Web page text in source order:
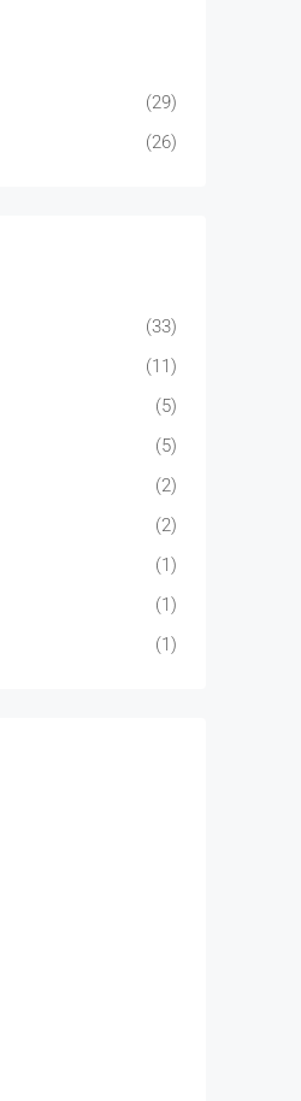
(29)
(26)
(33)
(11)
(5)
(5)
(2)
(2)
(1)
(1)
(1)